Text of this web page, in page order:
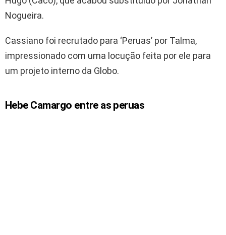
Nogueira.
Cassiano foi recrutado para ‘Peruas’ por Talma,
impressionado com uma locução feita por ele para
um projeto interno da Globo.
Hebe Camargo entre as peruas